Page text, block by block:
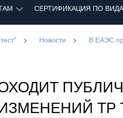
СЕРТИФИКАЦИЯ ПО
> Новости > В ЕАЭС
ТР